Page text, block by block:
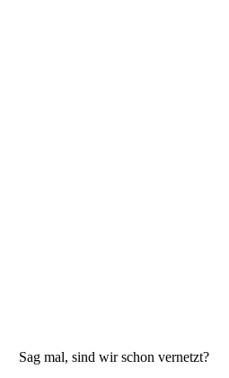
Sag mal, sind wir schon vernetzt?